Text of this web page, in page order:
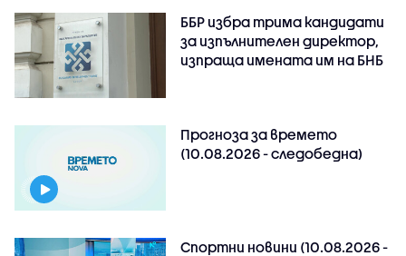
ББР избра трима кандидати
за изпълнителен директор,
изпраща имената им на БНБ
Прогноза за времето
(10.08.2026 - следобедна)
Спортни новини (10.08.2026 -